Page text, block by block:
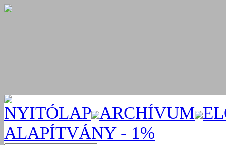
NYITÓLAP ARCHÍVUM
ALAPÍTVÁNY - 1%